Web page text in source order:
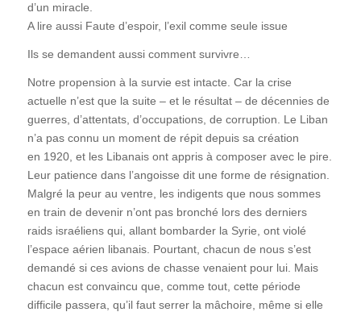
d’un miracle.
A lire aussi Faute d’espoir, l’exil comme seule issue
Ils se demandent aussi comment survivre…
Notre propension à la survie est intacte. Car la crise
actuelle n’est que la suite – et le résultat – de décennies de
guerres, d’attentats, d’occupations, de corruption. Le Liban
n’a pas connu un moment de répit depuis sa création
en 1920, et les Libanais ont appris à composer avec le pire.
Leur patience dans l’angoisse dit une forme de résignation.
Malgré la peur au ventre, les indigents que nous sommes
en train de devenir n’ont pas bronché lors des derniers
raids israéliens qui, allant bombarder la Syrie, ont violé
l’espace aérien libanais. Pourtant, chacun de nous s’est
demandé si ces avions de chasse venaient pour lui. Mais
chacun est convaincu que, comme tout, cette période
difficile passera, qu’il faut serrer la mâchoire, même si elle